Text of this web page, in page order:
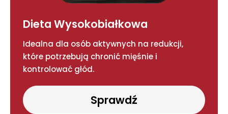
Dieta Wysokobiałkowa
Idealna dla osób aktywnych na redukcji,
które potrzebują chronić mięśnie i
kontrolować głód.
Sprawdź